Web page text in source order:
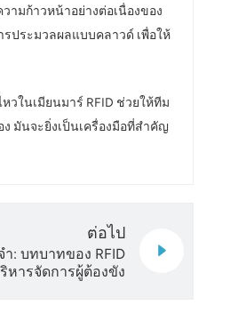
มก้าวหน้าอย่างต่อเนื่องของ
ประมวลผลแบบคลาวด์ เพื่อให้
ในเมียนมาร์ RFID ช่วยให้ทีม
มันจะยิ่งเป็นเครื่องมือที่สำคัญ
ต่อไป
: บทบาทของ RFID
หารจัดการผู้ต้องขัง